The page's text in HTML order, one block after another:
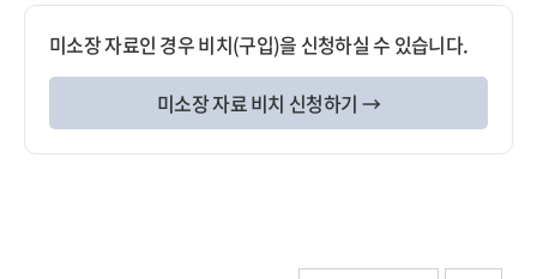
미소장 자료인 경우 비치(구입)을 신청하실 수 있습니다.
미소장 자료 비치 신청하기 →